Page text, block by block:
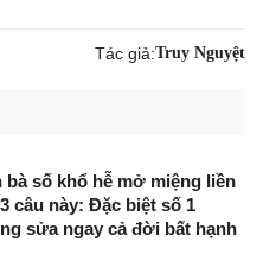
Tác giả:Truy Nguyệt
bà số khổ hễ mở miệng liền
câu này: Đặc biệt số 1
sửa ngay cả đời bất hạnh